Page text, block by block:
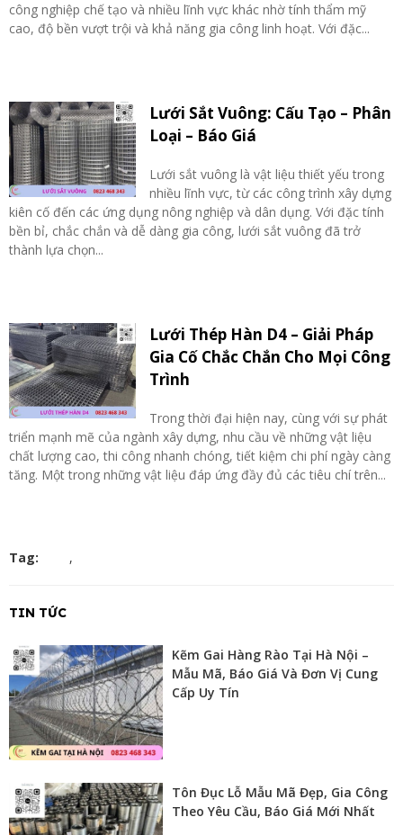
công nghiệp chế tạo và nhiều lĩnh vực khác nhờ tính thẩm mỹ
cao, độ bền vượt trội và khả năng gia công linh hoạt. Với đặc...
Lưới Sắt Vuông: Cấu Tạo – Phân
Loại – Báo Giá
Lưới sắt vuông là vật liệu thiết yếu trong
nhiều lĩnh vực, từ các công trình xây dựng
kiên cố đến các ứng dụng nông nghiệp và dân dụng. Với đặc tính
bền bỉ, chắc chắn và dễ dàng gia công, lưới sắt vuông đã trở
thành lựa chọn...
Lưới Thép Hàn D4 – Giải Pháp
Gia Cố Chắc Chắn Cho Mọi Công
Trình
Trong thời đại hiện nay, cùng với sự phát
triển mạnh mẽ của ngành xây dựng, nhu cầu về những vật liệu
chất lượng cao, thi công nhanh chóng, tiết kiệm chi phí ngày càng
tăng. Một trong những vật liệu đáp ứng đầy đủ các tiêu chí trên...
Tag: ,
TIN TỨC
Kẽm Gai Hàng Rào Tại Hà Nội –
Mẫu Mã, Báo Giá Và Đơn Vị Cung
Cấp Uy Tín
Tôn Đục Lỗ Mẫu Mã Đẹp, Gia Công
Theo Yêu Cầu, Báo Giá Mới Nhất